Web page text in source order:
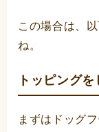
この場合は、
ね。
トッピング
まずはドッグ